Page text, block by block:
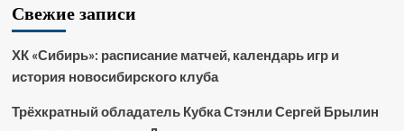
Свежие записи
ХК «Сибирь»: расписание матчей, календарь игр и
история новосибирского клуба
Трёхкратный обладатель Кубка Стэнли Сергей Брылин